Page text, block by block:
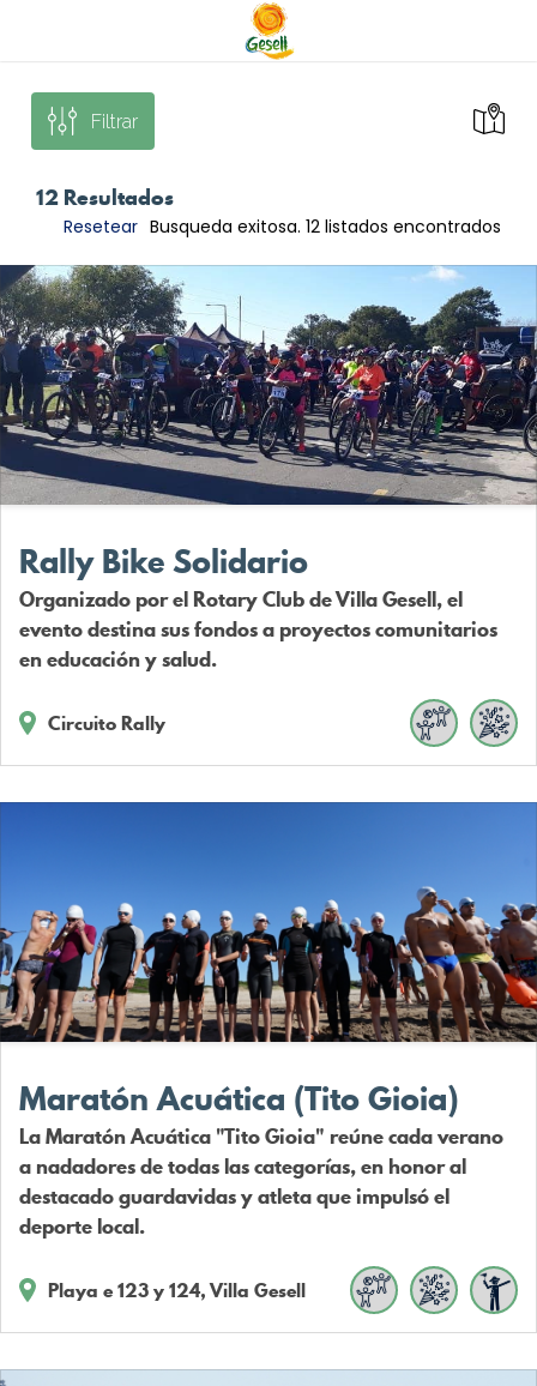
Filtrar
12 Resultados
Busqueda exitosa. 12 listados encontrados
Resetear
Rally Bike Solidario
Organizado por el Rotary Club de Villa Gesell, el
evento destina sus fondos a proyectos comunitarios
en educación y salud.
Circuito Rally
Maratón Acuática (Tito Gioia)
La Maratón Acuática "Tito Gioia" reúne cada verano
a nadadores de todas las categorías, en honor al
destacado guardavidas y atleta que impulsó el
deporte local.
Playa e 123 y 124, Villa Gesell